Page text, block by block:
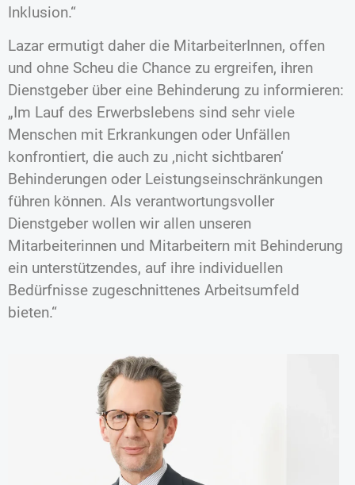
Inklusion.“
Lazar ermutigt daher die MitarbeiterInnen, offen
und ohne Scheu die Chance zu ergreifen, ihren
Dienstgeber über eine Behinderung zu informieren:
„Im Lauf des Erwerbslebens sind sehr viele
Menschen mit Erkrankungen oder Unfällen
konfrontiert, die auch zu ‚nicht sichtbaren‘
Behinderungen oder Leistungseinschränkungen
führen können. Als verantwortungsvoller
Dienstgeber wollen wir allen unseren
Mitarbeiterinnen und Mitarbeitern mit Behinderung
ein unterstützendes, auf ihre individuellen
Bedürfnisse zugeschnittenes Arbeitsumfeld
bieten.“